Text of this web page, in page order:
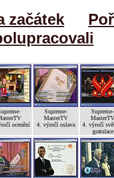
začátek
ocenění
Supreme-
MasterTV
4. výročí oslava
Supreme-
MasterTV
4. výročí
gratulace